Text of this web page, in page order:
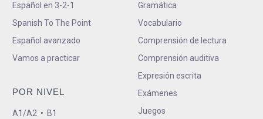
Español en 3-2-1
Spanish To The Point
Español avanzado
Vamos a practicar
POR NIVEL
A1/A2 • B1
Gramática
Vocabulario
Comprensión de lectura
Comprensión auditiva
Expresión escrita
Exámenes
Juegos